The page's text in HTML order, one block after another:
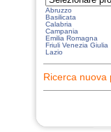
Abruzzo
Basilicata
Calabria
Campania
Emilia Romagna
Friuli Venezia Giulia
Lazio
Ricerca nuova